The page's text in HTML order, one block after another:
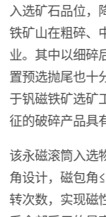
入选矿石品位，
铁矿山在粗碎、
业。其中以细碎
置预选抛尾也十
于钒磁铁矿选矿
征的破碎产品具
该永磁滚筒入选
角设计，磁包角
转次数，实现磁